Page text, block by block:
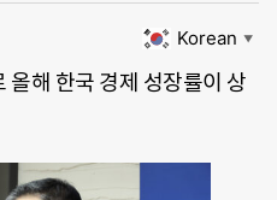
Korean ▼
올해 한국 경제 성장률이 상